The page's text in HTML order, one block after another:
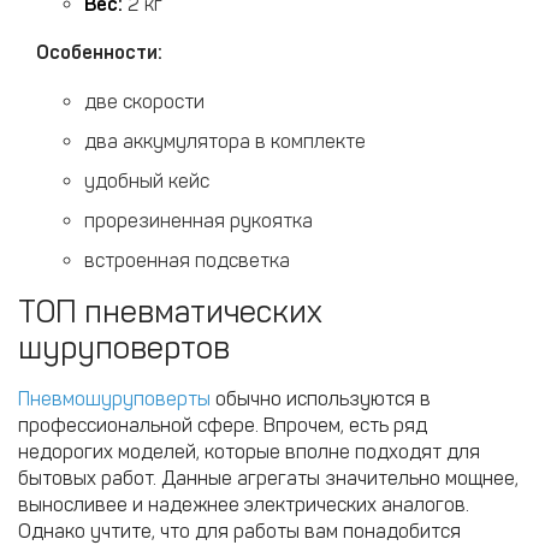
Вес: 2 кг
Особенности:
две скорости
два аккумулятора в комплекте
удобный кейс
прорезиненная рукоятка
встроенная подсветка
ТОП пневматических
шуруповертов
Пневмошуруповерты обычно используются в
профессиональной сфере. Впрочем, есть ряд
недорогих моделей, которые вполне подходят для
бытовых работ. Данные агрегаты значительно мощнее,
выносливее и надежнее электрических аналогов.
Однако учтите, что для работы вам понадобится